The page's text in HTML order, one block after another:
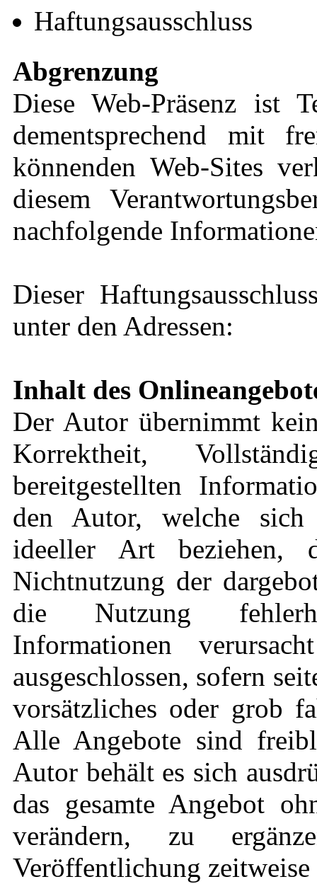
Haftungsausschluss
Abgrenzung
Diese Web-Präsenz ist
dementsprechend mit
könnenden Web-Sites
diesem
nachfolgende
Dieser
unter den Adressen:
Inhalt des
Der Autor übernimmt
Korrektheit,
bereitgestellten
den Autor, welche sich
ideeller Art beziehen,
Nichtnutzung der
die Nutzung
Informationen
ausgeschlossen, sofern
vorsätzliches oder grob
Alle Angebote sind
Autor behält es sich
das gesamte Angebot
verändern, zu
Veröffentlichung